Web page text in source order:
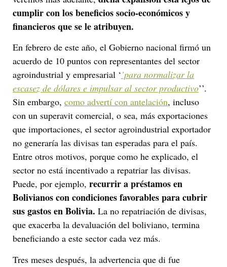
cumplir con los beneficios socio-económicos y
financieros que se le atribuyen.
En febrero de este año, el Gobierno nacional firmó un
acuerdo de 10 puntos con representantes del sector
agroindustrial y empresarial ‘’para normalizar la
escasez de dólares e impulsar al sector productivo’’.
Sin embargo, como advertí con antelación, incluso
con un superavit comercial, o sea, más exportaciones
que importaciones, el sector agroindustrial exportador
no generaría las divisas tan esperadas para el país.
Entre otros motivos, porque como he explicado, el
sector no está incentivado a repatriar las divisas.
Puede, por ejemplo, recurrir a préstamos en
Bolivianos con condiciones favorables para cubrir
sus gastos en Bolivia. La no repatriación de divisas,
que exacerba la devaluación del boliviano, termina
beneficiando a este sector cada vez más.
Tres meses después, la advertencia que di fue